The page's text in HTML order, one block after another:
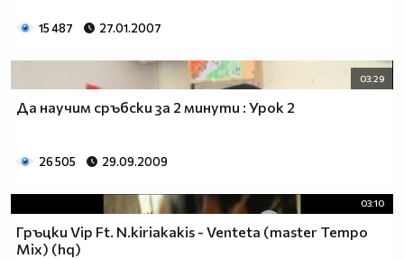
15 487 27.01.2007
03:29
Да научим сръбски за 2 минути : Урок 2
26 505 29.09.2009
03:10
Гръцки Vip Ft. N.kiriakakis - Venteta (master Tempo
Mix) (hq)